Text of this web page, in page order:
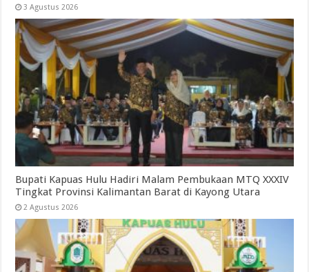
3 Agustus 2026
Bupati Kapuas Hulu Hadiri Malam Pembukaan MTQ XXXIV
Tingkat Provinsi Kalimantan Barat di Kayong Utara
2 Agustus 2026